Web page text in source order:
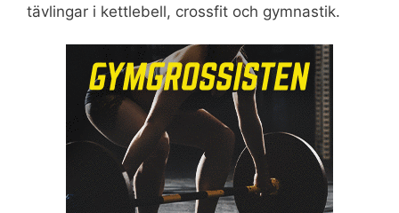
tävlingar i kettlebell, crossfit och gymnastik.